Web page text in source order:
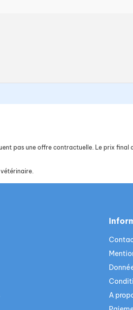
pas une offre contractuelle. Le prix
A